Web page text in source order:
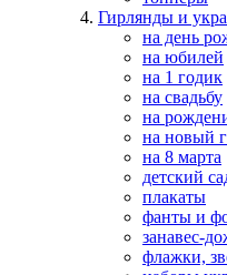
Гирлянды и
на день
на юбилей
на 1 годик
на свадьбу
на
на новый
на 8 марта
детский
плакаты
фанты и
занавес-
флажки,